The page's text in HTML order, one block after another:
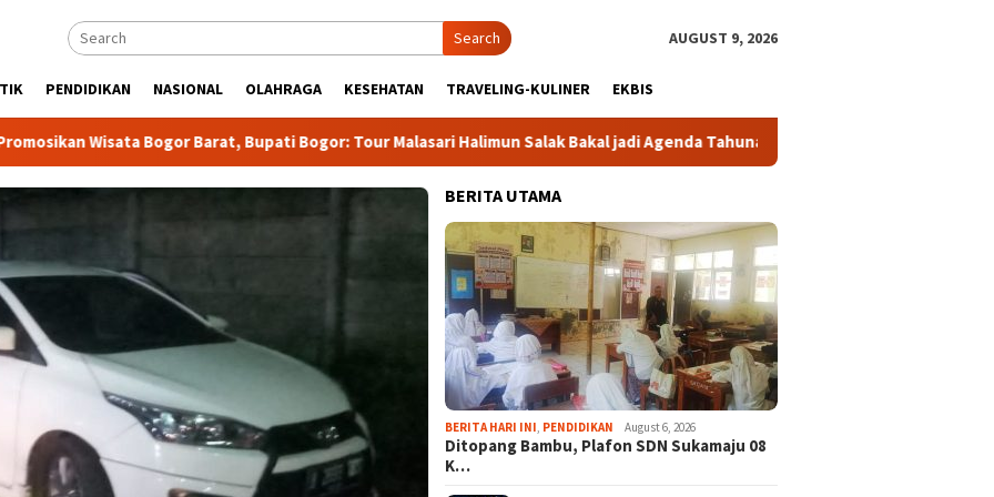
Search AUGUST 9, 2026
PENDIDIKAN NASIONAL OLAHRAGA KESEHATAN TRAVELING-KULINER EKBIS
Wisata Bogor Barat, Bupati Bogor: Tour Malasari Halimun Salak Bakal jadi Agenda Tahunan
BERITA UTAMA
BERITA HARI INI PENDIDIKAN August 6, 2026
Ditopang Bambu, Plafon SDN Sukamaju 08
K…